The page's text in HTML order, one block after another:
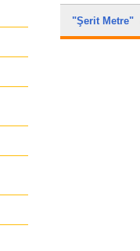
"Şerit Metre"